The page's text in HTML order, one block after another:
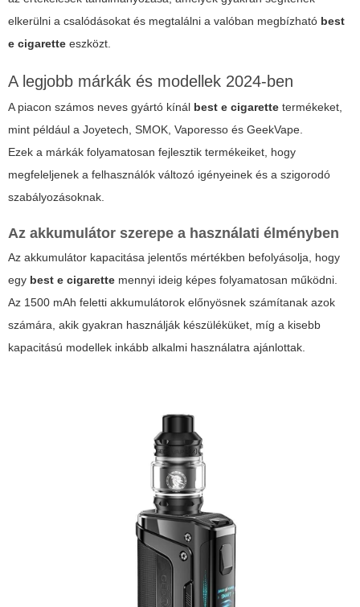
elkerülni a csalódásokat és megtalálni a valóban megbízható best
e cigarette eszközt.
A legjobb márkák és modellek 2024-ben
A piacon számos neves gyártó kínál best e cigarette termékeket,
mint például a Joyetech, SMOK, Vaporesso és GeekVape.
Ezek a márkák folyamatosan fejlesztik termékeiket, hogy
megfeleljenek a felhasználók változó igényeinek és a szigorodó
szabályozásoknak.
Az akkumulátor szerepe a használati élményben
Az akkumulátor kapacitása jelentős mértékben befolyásolja, hogy
egy best e cigarette mennyi ideig képes folyamatosan működni.
Az 1500 mAh feletti akkumulátorok előnyösnek számítanak azok
számára, akik gyakran használják készüléküket, míg a kisebb
kapacitású modellek inkább alkalmi használatra ajánlottak.